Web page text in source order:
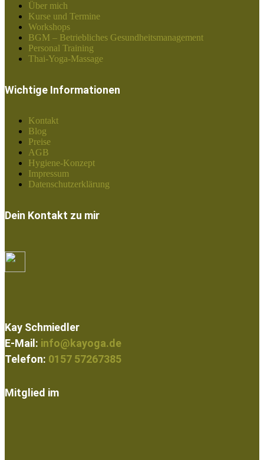
Über mich
Kurse und Termine
Workshops
BGM – Betriebliches Gesundheitsmanagement
Personal Training
Thai-Yoga-Massage
Wichtige Informationen
Kontakt
Blog
Preise
AGB
Hygiene-Konzept
Impressum
Datenschutzerklärung
Dein Kontakt zu mir
Kay Schmiedler
E-Mail: info@kayoga.de
Telefon: 0157 57267385
Mitglied im